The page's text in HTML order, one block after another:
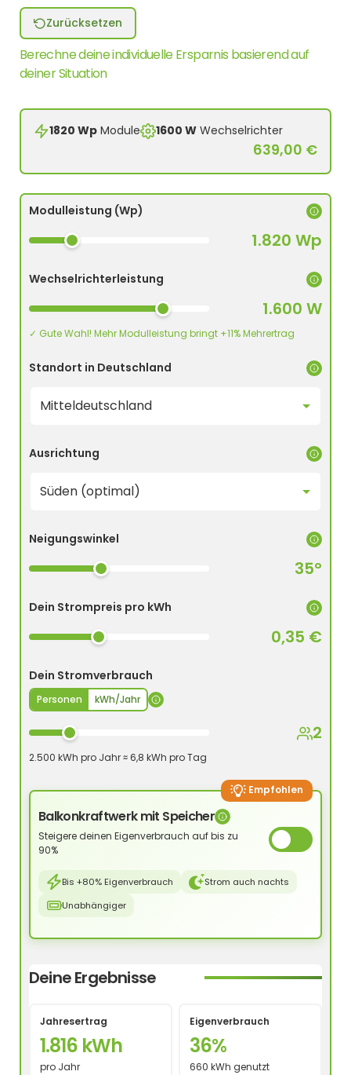
Zurücksetzen
Berechne deine individuelle Ersparnis basierend auf
deiner Situation
1820 Wp Module 1600 W Wechselrichter
639,00 €
Modulleistung (Wp)
1.820 Wp
Wechselrichterleistung
1.600 W
✓ Gute Wahl! Mehr Modulleistung bringt +11% Mehrertrag
Standort in Deutschland
Ausrichtung
Neigungswinkel
35°
Dein Strompreis pro kWh
0,35 €
Dein Stromverbrauch
Personen kWh/Jahr
2
2.500 kWh pro Jahr ≈ 6,8 kWh pro Tag
Empfohlen
Balkonkraftwerk mit Speicher
Steigere deinen Eigenverbrauch auf bis zu
90%
Bis +80% Eigenverbrauch
Strom auch nachts
Unabhängiger
Deine Ergebnisse
Jahresertrag
1.816 kWh
pro Jahr
Eigenverbrauch
36%
660 kWh genutzt